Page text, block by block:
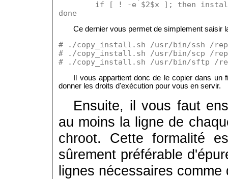
if [ ! -e $2$x ]; then install
Ce dernier vous permet de simplement saisir
# ./copy_install.sh /usr/bin/ssh /
# ./copy_install.sh /usr/bin/scp /
# ./copy_install.sh /usr/bin/sftp /
Il vous appartient donc de le copier dans
donner les droits d'exécution pour vous en servir.
Ensuite, il vous faut
au moins la ligne de
chroot. Cette formalité
sûrement préférable
lignes nécessaires comme